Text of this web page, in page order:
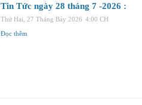
Tin Tức ngày 28 tháng 7 -2026 :
Thứ Hai, 27 Tháng Bảy 2026 4:00 CH
Đọc thêm